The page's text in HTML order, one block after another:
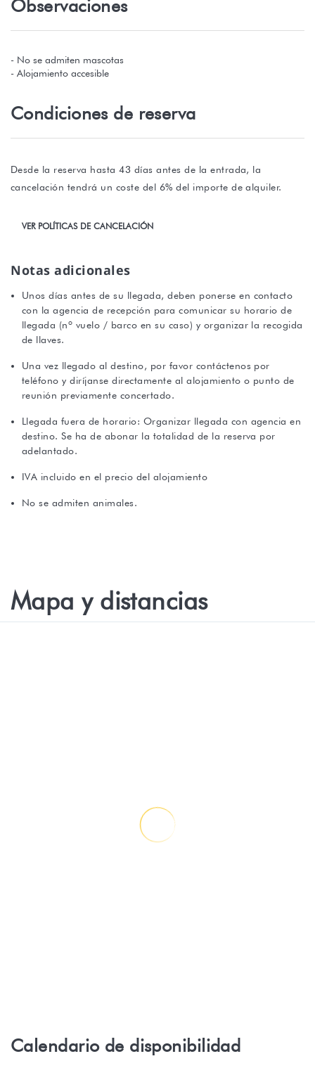
Observaciones
- No se admiten mascotas
- Alojamiento accesible
Condiciones de reserva
Desde la reserva hasta 43 días antes de la entrada, la
cancelación tendrá un coste del 6% del importe de alquiler.
VER POLÍTICAS DE CANCELACIÓN
Notas adicionales
Unos días antes de su llegada, deben ponerse en contacto
con la agencia de recepción para comunicar su horario de
llegada (nº vuelo / barco en su caso) y organizar la recogida
de llaves.
Una vez llegado al destino, por favor contáctenos por
teléfono y diríjanse directamente al alojamiento o punto de
reunión previamente concertado.
Llegada fuera de horario: Organizar llegada con agencia en
destino. Se ha de abonar la totalidad de la reserva por
adelantado.
IVA incluido en el precio del alojamiento
No se admiten animales.
Mapa y distancias
Calendario de disponibilidad